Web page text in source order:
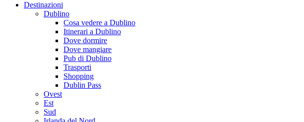
Destinazioni
Dublino
Cosa vedere a Dublino
Itinerari a Dublino
Dove dormire
Dove mangiare
Pub di Dublino
Trasporti
Shopping
Dublin Pass
Ovest
Est
Sud